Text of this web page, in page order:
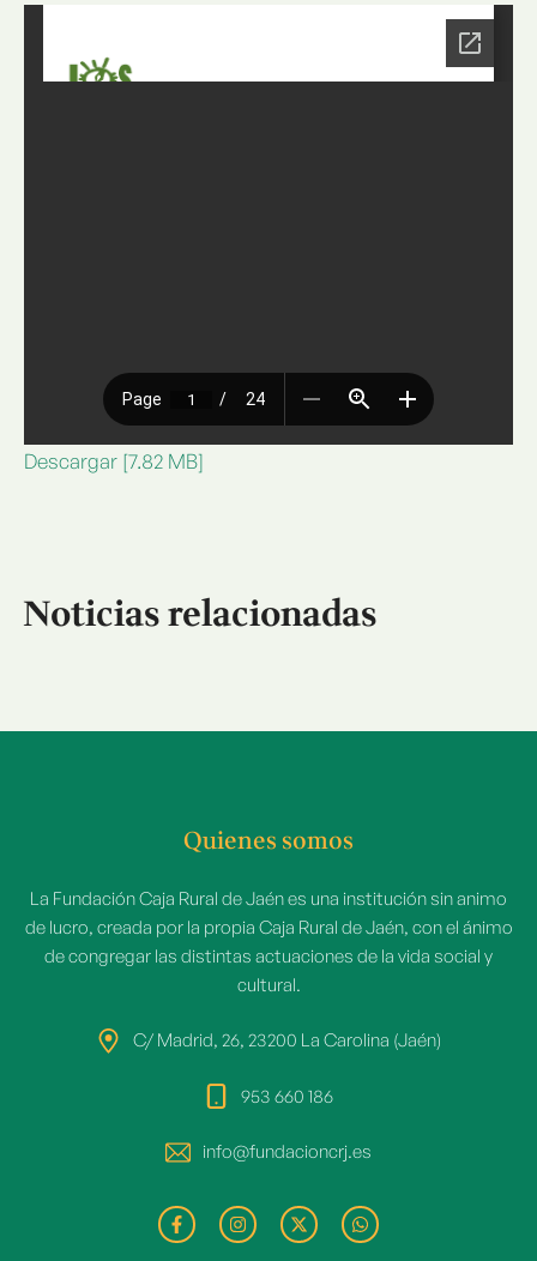
Descargar [7.82 MB]
Noticias relacionadas
Quienes somos
La Fundación Caja Rural de Jaén es una institución sin animo
de lucro, creada por la propia Caja Rural de Jaén, con el ánimo
de congregar las distintas actuaciones de la vida social y
cultural.
C/ Madrid, 26, 23200 La Carolina (Jaén)
953 660 186
info@fundacioncrj.es